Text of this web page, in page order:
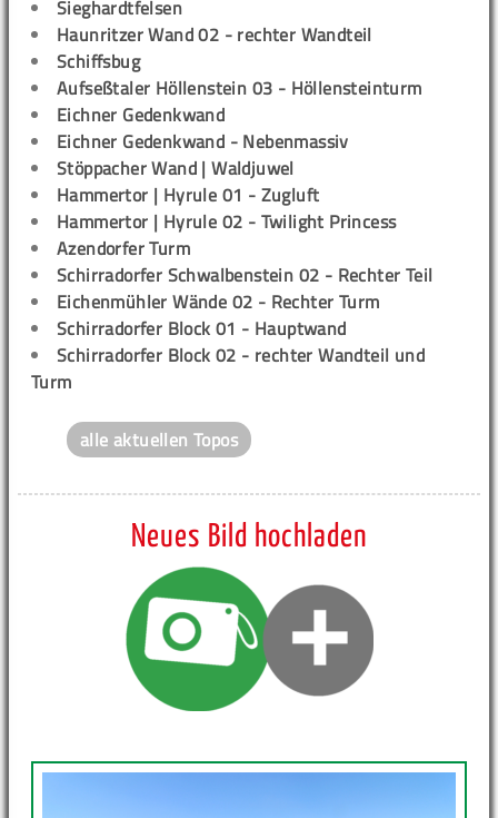
Sieghardtfelsen
Haunritzer Wand 02 - rechter Wandteil
Schiffsbug
Aufseßtaler Höllenstein 03 - Höllensteinturm
Eichner Gedenkwand
Eichner Gedenkwand - Nebenmassiv
Stöppacher Wand | Waldjuwel
Hammertor | Hyrule 01 - Zugluft
Hammertor | Hyrule 02 - Twilight Princess
Azendorfer Turm
Schirradorfer Schwalbenstein 02 - Rechter Teil
Eichenmühler Wände 02 - Rechter Turm
Schirradorfer Block 01 - Hauptwand
Schirradorfer Block 02 - rechter Wandteil und
Turm
alle aktuellen Topos
Neues Bild hochladen